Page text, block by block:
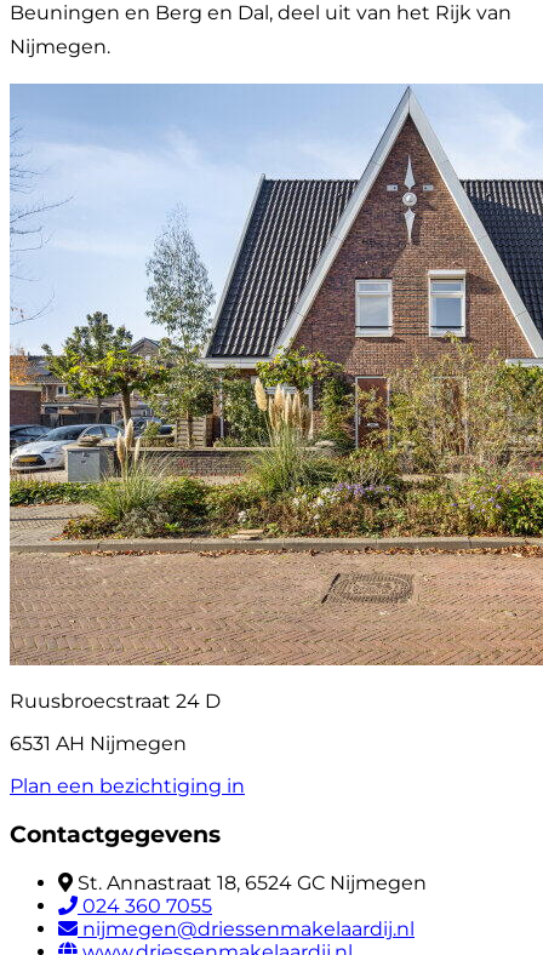
Beuningen en Berg en Dal, deel uit van het Rijk van
Nijmegen.
Ruusbroecstraat 24 D
6531 AH Nijmegen
Plan een bezichtiging in
Contactgegevens
St. Annastraat 18, 6524 GC Nijmegen
024 360 7055
nijmegen@driessenmakelaardij.nl